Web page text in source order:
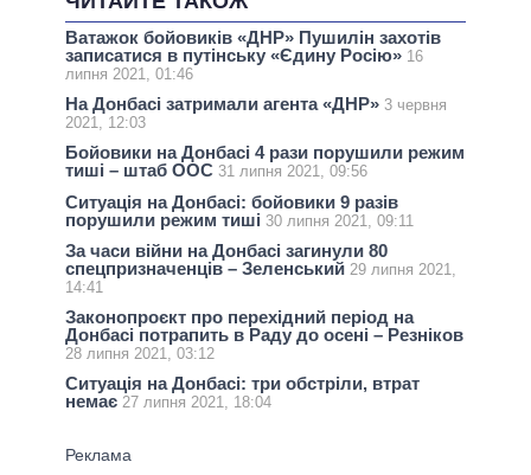
Ватажок бойовиків «ДНР» Пушилін захотів
записатися в путінську «Єдину Росію» 16
липня 2021, 01:46
На Донбасі затримали агента «ДНР» 3 червня
2021, 12:03
Бойовики на Донбасі 4 рази порушили режим
тиші – штаб ООС 31 липня 2021, 09:56
Ситуація на Донбасі: бойовики 9 разів
порушили режим тиші 30 липня 2021, 09:11
За часи війни на Донбасі загинули 80
спецпризначенців – Зеленський 29 липня 2021,
14:41
Законопроєкт про перехідний період на
Донбасі потрапить в Раду до осені – Резніков
28 липня 2021, 03:12
Ситуація на Донбасі: три обстріли, втрат
немає 27 липня 2021, 18:04